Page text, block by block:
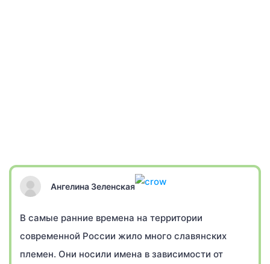
Ангелина Зеленская
В самые ранние времена на территории
современной России жило много славянских
племен. Они носили имена в зависимости от